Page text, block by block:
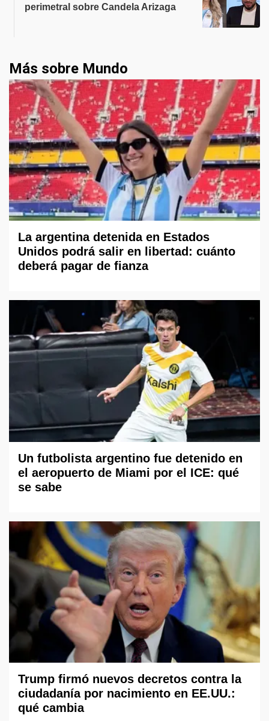
perimetral sobre Candela Arizaga
Más sobre Mundo
La argentina detenida en Estados
Unidos podrá salir en libertad: cuánto
deberá pagar de fianza
Un futbolista argentino fue detenido en
el aeropuerto de Miami por el ICE: qué
se sabe
Trump firmó nuevos decretos contra la
ciudadanía por nacimiento en EE.UU.:
qué cambia